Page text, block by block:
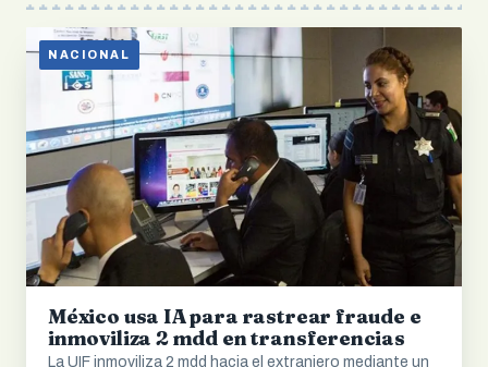
NACIONAL
México usa IA para rastrear fraude e
inmoviliza 2 mdd en transferencias
La UIF inmoviliza 2 mdd hacia el extranjero mediante un